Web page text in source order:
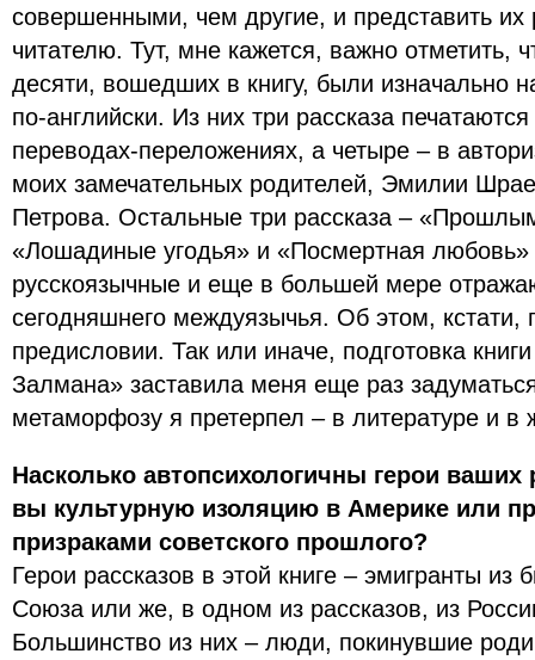
совершенными, чем другие, и представить их
читателю. Тут, мне кажется, важно отметить,
десяти, вошедших в книгу, были изначально
по-английски. Из них три рассказа
переводах-переложениях, а четыре – в
моих замечательных родителей, Эмилии
Петрова. Остальные три рассказа –
«Лошадиные угодья» и «Посмертная любовь»
русскоязычные и еще в большей мере
сегодняшнего междуязычья. Об этом, кстати,
предисловии. Так или иначе, подготовка
Залмана» заставила меня еще раз
метаморфозу я претерпел – в литературе и в
Насколько автопсихологичны герои
вы культурную изоляцию в Америке или
призраками советского прошлого?
Герои рассказов в этой книге – эмигранты из
Союза или же, в одном из рассказов, из
Большинство из них – люди, покинувшие